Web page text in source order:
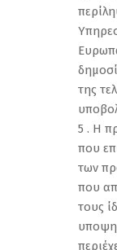
της
5 . Η
που
των
που
τους